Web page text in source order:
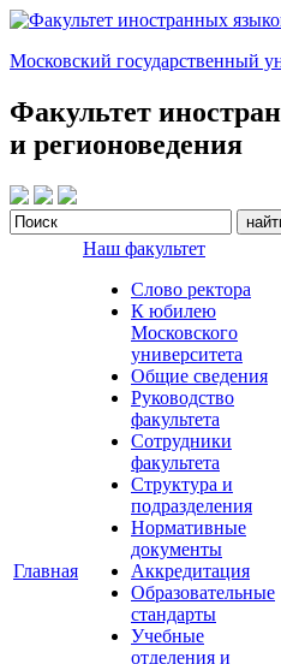
Московский государственный
Факультет
и регионоведения
Главная
Наш факультет
Слово ректора
К юбилею
Московского
университета
Общие сведения
Руководство
факультета
Сотрудники
факультета
Структура и
подразделения
Нормативные
документы
Аккредитация
Образовательные
стандарты
Учебные
отделения и